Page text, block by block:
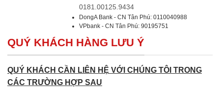
0181.00125.9434
DongA Bank - CN Tân Phú: 0110040988
VPbank - CN Tân Phú: 90195751
QUÝ KHÁCH HÀNG LƯU Ý
QUÝ KHÁCH CẦN LIÊN HỆ VỚI CHÚNG TÔI TRONG
CÁC TRƯỜNG HỢP SAU